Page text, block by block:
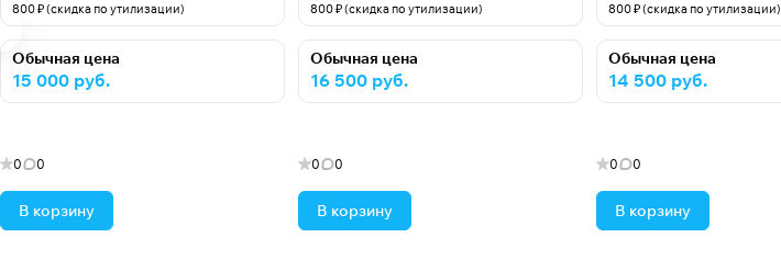
800 ₽ (скидка по утилизации)
Обычная цена
15 000 руб.
0 0
В корзину
800 ₽ (скидка по утилизации)
Обычная цена
16 500 руб.
0 0
В корзину
800 ₽ (скидка по утилизации)
Обычная цена
14 500 руб.
0 0
В корзину